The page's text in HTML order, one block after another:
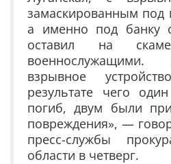
замаскированным под
а именно под банку
оставил на
взрывное
результате чего
погиб, двум были
повреждения», —
пресс-службы
области в четверг.